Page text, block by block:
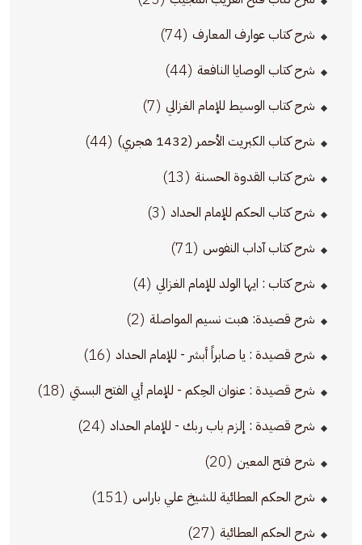
شرح كتاب عوارف المعارف (74)
شرح كتاب الوصايا النافعة (44)
شرح كتاب الوسيط للإمام الغزالي (7)
شرح كتاب الكبريت الأحمر (1432 هجري) (44)
شرح كتاب القدوة الحسنة (13)
شرح كتاب الحكم للإمام الحداد (3)
شرح كتاب آداب النفوس (71)
شرح كتاب : ايها الولد للإمام الغزالي (4)
شرح قصيدة: هبت نسيم المواصلة (2)
شرح قصيدة : يا صابراً أبشر - للإمام الحداد (16)
شرح قصيدة : عنوان الحِكم - للإمام أبي الفتح البستي (18)
شرح قصيدة : إلزم باب ربك - للإمام الحداد (24)
شرح فتح المعين (20)
شرح الحكم العطائية للشيخ علي باراس (151)
شرح الحكم العطائية (27)